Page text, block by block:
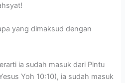
yang dimaksud dengan
ia sudah masuk dari Pintu
Yoh 10:10), ia sudah masuk